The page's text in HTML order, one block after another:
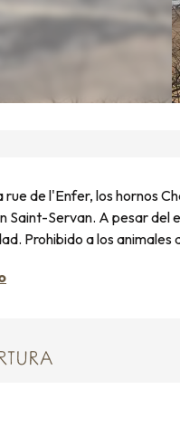
rue de l'Enfer, los hornos
Saint-Servan. A pesar del
Prohibido a los animales